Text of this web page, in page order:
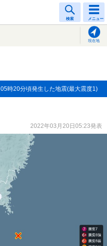
検索 メニュー
現在地
05時20分頃発生した地震(最大震度1)
2022年03月20日05:23発表